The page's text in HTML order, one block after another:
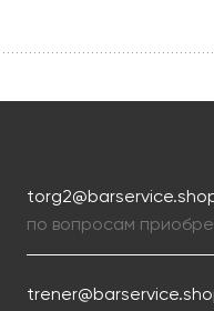
по вопросам